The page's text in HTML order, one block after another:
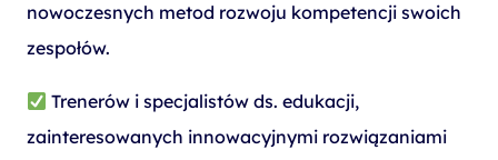
nowoczesnych metod rozwoju kompetencji swoich
zespołów.
Trenerów i specjalistów ds. edukacji,
zainteresowanych innowacyjnymi rozwiązaniami